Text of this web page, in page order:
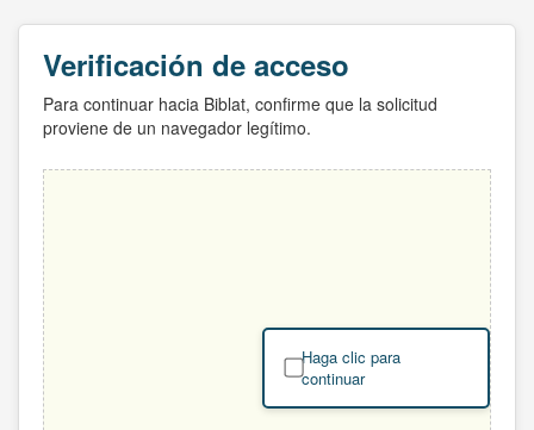
Verificación de acceso
Para continuar hacia Biblat, confirme que la solicitud
proviene de un navegador legítimo.
Haga clic para
continuar